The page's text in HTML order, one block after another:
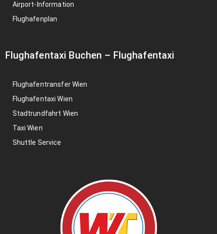
Airport-Information
Flughafenplan
Flughafentaxi Buchen – Flughafentaxi
Flughafentransfer Wien
Flughafentaxi Wien
Stadtrundfahrt Wien
Taxi Wien
Shuttle Service